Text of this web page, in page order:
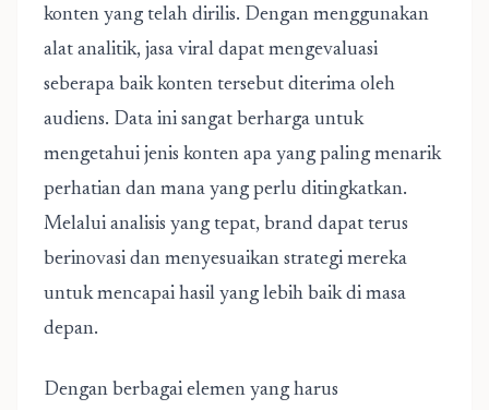
konten yang telah dirilis. Dengan menggunakan
alat analitik, jasa viral dapat mengevaluasi
seberapa baik konten tersebut diterima oleh
audiens. Data ini sangat berharga untuk
mengetahui jenis konten apa yang paling menarik
perhatian dan mana yang perlu ditingkatkan.
Melalui analisis yang tepat, brand dapat terus
berinovasi dan menyesuaikan strategi mereka
untuk mencapai hasil yang lebih baik di masa
depan.
Dengan berbagai elemen yang harus